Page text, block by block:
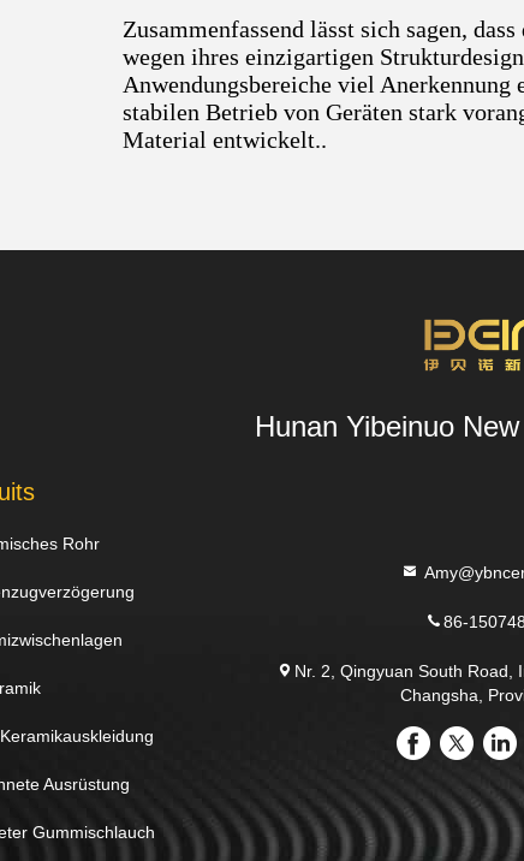
Zusammenfassend lässt sich sagen,
wegen ihres einzigartigen
Anwendungsbereiche viel
stabilen Betrieb von Geräten stark
Material entwickelt..
Hunan Yibeinuo
Rohr
Ausrüstung
Gummischlauch
86-
Nr. 2, Qingyuan South Road,
Changsha,